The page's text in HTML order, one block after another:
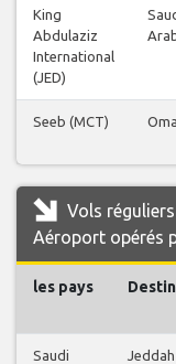
King
Abdulaziz
International
(JED)
Seeb (MCT)
Vols
Aéroport opérés
les pays
Saudi
Jeddah